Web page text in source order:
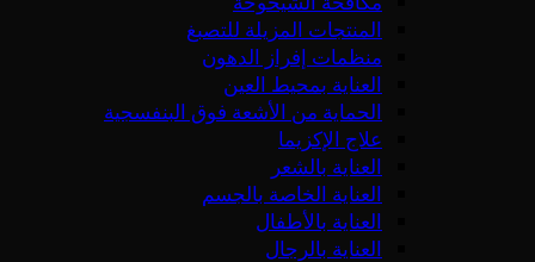
المنتجات المزيلة للتصبغ
منظمات إفراز الدهون
العناية بمحيط العين
الحماية من الأشعة فوق البنفسجية
علاج الإكزيما
العناية بالشعر
العناية الخاصة بالجسم
العناية بالأطفال
العناية بالرجال